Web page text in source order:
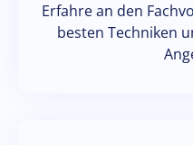
Erfahre an den
besten Techniken